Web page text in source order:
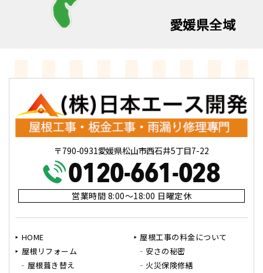
愛媛県全域
〒790-0931愛媛県松山市西石井5丁目7-22
営業時間 8:00～18:00 日曜定休
HOME
屋根リフォーム
屋根葺き替え
屋根工事の料金について
安さの秘密
火災保険修繕